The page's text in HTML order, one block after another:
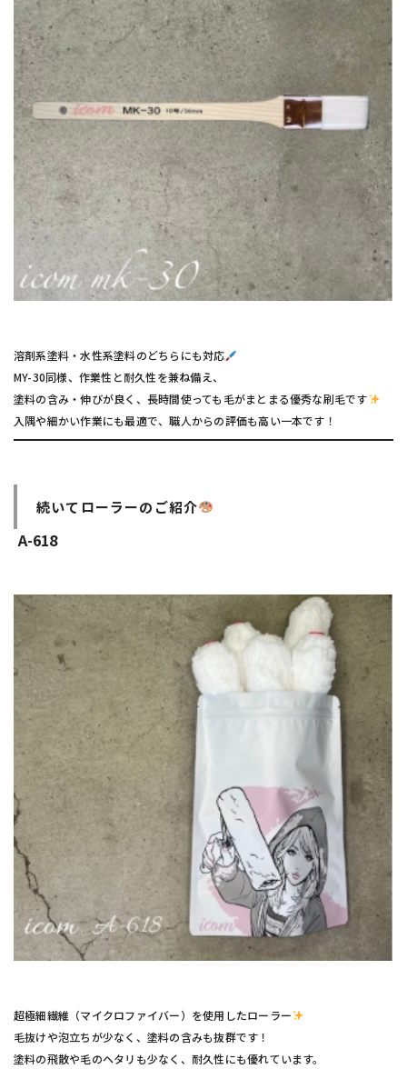
溶剤系塗料・水性系塗料のどちらにも対応
MY-30同様、作業性と耐久性を兼ね備え、
塗料の含み・伸びが良く、長時間使っても毛がまとまる優秀な刷毛です
入隅や細かい作業にも最適で、職人からの評価も高い一本です！
続いてローラーのご紹介
A-618
超極細繊維（マイクロファイバー）を使用したローラー
毛抜けや泡立ちが少なく、塗料の含みも抜群です！
塗料の飛散や毛のヘタリも少なく、耐久性にも優れています。